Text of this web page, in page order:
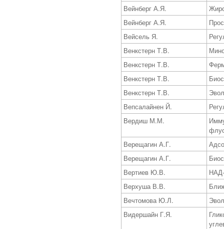
Вейнберг А.Я.
Вейнберг А.Я.
Вейсель Я.
Венкстерн Т.В.
Венкстерн Т.В.
Венкстерн Т.В.
Венкстерн Т.В.
Вепсалайнен Й.
Вердиш М.М.
Верещагин А.Г.
Верещагин А.Г.
Вертиев Ю.В.
Верхуша В.В.
Вечтомова Ю.Л.
Видершайн Г.Я.